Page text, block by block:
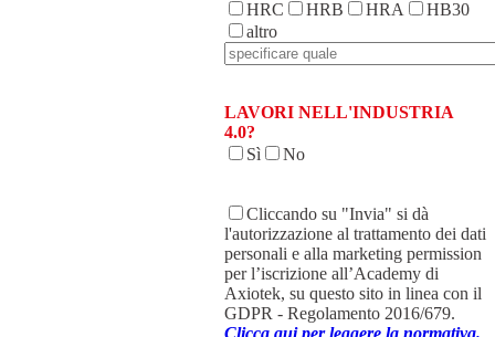
HRC
HRB HRA
HB30
altro
LAVORI NELL'INDUSTRIA
4.0?
Sì
No
Cliccando su "Invia" si dà
l'autorizzazione al trattamento dei dati
personali e alla marketing permission
per l’iscrizione all’Academy di
Axiotek, su questo sito in linea con il
GDPR - Regolamento 2016/679.
Clicca qui per leggere la normativa.